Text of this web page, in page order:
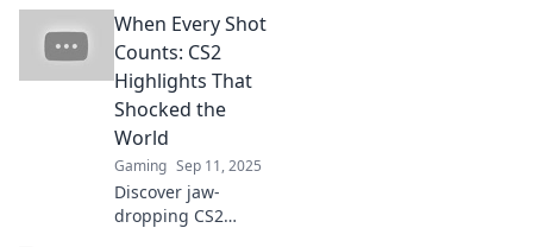
leave you in awe!
Don’t miss these
jaw-dropping
moments that every
gamer needs to
see!
When Every Shot
Counts: CS2
Highlights That
Shocked the
World
Gaming Sep 11, 2025
Discover jaw-
dropping CS2